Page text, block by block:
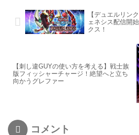
【デュエルリン
ェネシス配信開
クス！
【刺し違GUYの使い方を考える】戦士族
版フィッシャーチャージ！絶望へと立ち
向かうグレファー
コメント